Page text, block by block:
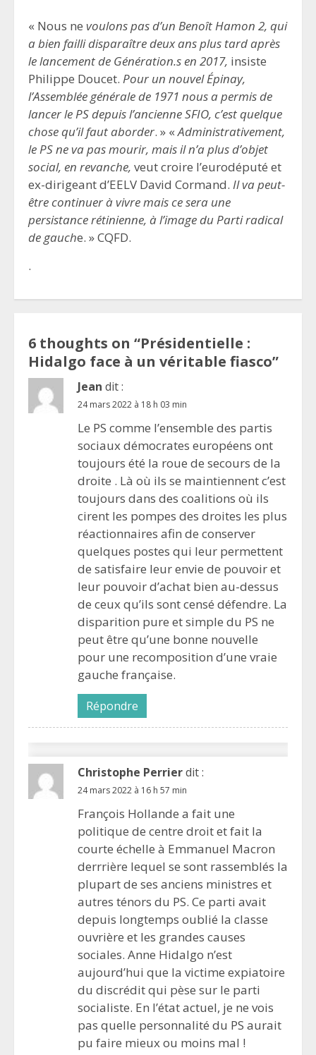
« Nous ne voulons pas d’un Benoît Hamon 2, qui
a bien failli disparaître deux ans plus tard après
le lancement de Génération.s en 2017, insiste
Philippe Doucet. Pour un nouvel Épinay,
l’Assemblée générale de 1971 nous a permis de
lancer le PS depuis l’ancienne SFIO, c’est quelque
chose qu’il faut aborder. » «Administrativement,
le PS ne va pas mourir, mais il n’a plus d’objet
social, en revanche, veut croire l’eurodéputé et
ex-dirigeant d’EELV David Cormand. Il va peut-
être continuer à vivre mais ce sera une
persistance rétinienne, à l’image du Parti radical
de gauche. » CQFD.
.
6 thoughts on “Présidentielle :
Hidalgo face à un véritable fiasco”
Jean dit :
24 mars 2022 à 18 h 03 min
Le PS comme l’ensemble des partis
sociaux démocrates européens ont
toujours été la roue de secours de la
droite . Là où ils se maintiennent c’est
toujours dans des coalitions où ils
cirent les pompes des droites les plus
réactionnaires afin de conserver
quelques postes qui leur permettent
de satisfaire leur envie de pouvoir et
leur pouvoir d’achat bien au-dessus
de ceux qu’ils sont censé défendre. La
disparition pure et simple du PS ne
peut être qu’une bonne nouvelle
pour une recomposition d’une vraie
gauche française.
Répondre
Christophe Perrierdit :
24 mars 2022 à 16 h 57 min
François Hollande a fait une
politique de centre droit et fait la
courte échelle à Emmanuel Macron
derrrière lequel se sont rassemblés la
plupart de ses anciens ministres et
autres ténors du PS. Ce parti avait
depuis longtemps oublié la classe
ouvrière et les grandes causes
sociales. Anne Hidalgo n’est
aujourd’hui que la victime expiatoire
du discrédit qui pèse sur le parti
socialiste. En l’état actuel, je ne vois
pas quelle personnalité du PS aurait
pu faire mieux ou moins mal !